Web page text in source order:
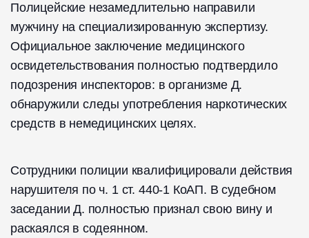
Полицейские незамедлительно направили
мужчину на специализированную экспертизу.
Официальное заключение медицинского
освидетельствования полностью подтвердило
подозрения инспекторов: в организме Д.
обнаружили следы употребления наркотических
средств в немедицинских целях.
Сотрудники полиции квалифицировали действия
нарушителя по ч. 1 ст. 440-1 КоАП. В судебном
заседании Д. полностью признал свою вину и
раскаялся в содеянном.